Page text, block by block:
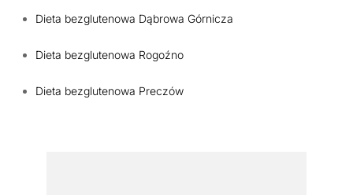
Dieta bezglutenowa Dąbrowa Górnicza
Dieta bezglutenowa Rogoźno
Dieta bezglutenowa Preczów